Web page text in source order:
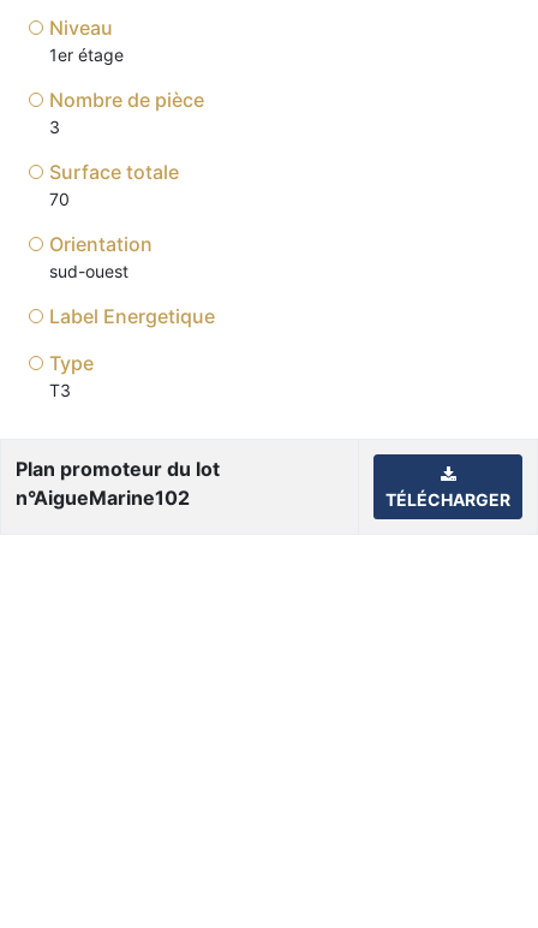
Niveau
1er étage
Nombre de pièce
3
Surface totale
70
Orientation
sud-ouest
Label Energetique
Type
T3
Plan promoteur du lot
n°AigueMarine102
TÉLÉCHARGER